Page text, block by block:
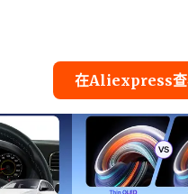
在Aliexpress查